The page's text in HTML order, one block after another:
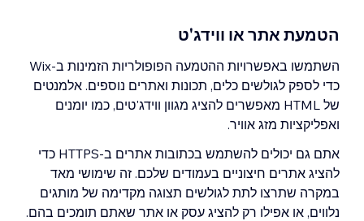
הטמעת אתר או ווידג'ט
השתמשו באפשרויות ההטמעה הפופולריות הזמינות ב-Wix
כדי לספק לגולשים כלים, תכונות ואתרים נוספים. אלמנטים
של HTML מאפשרים להציג מגוון ווידג'טים, כמו יומנים
ואפליקציות מזג אוויר.
אתם גם יכולים להשתמש בכתובות אתרים ב-HTTPS כדי
להציג אתרים חיצוניים בעמודים שלכם. זה שימושי מאד
במקרה שתרצו לתת לגולשים תצוגה מקדימה של מותגים
נלווים, או אפילו רק להציג עסק או אתר שאתם תומכים בהם.